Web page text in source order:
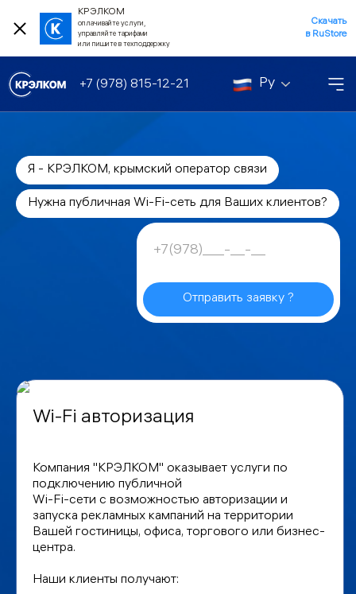
КРЭЛКОМ
оплачивайте услуги,
управляйте тарифами
или пишите в техподдержку
Скачать
в RuStore
+7 (978) 815-12-21 Ру
Я - КРЭЛКОМ, крымский оператор связи
Нужна публичная Wi-Fi-сеть для Ваших клиентов?
Отправить заявку ?
Wi-Fi авторизация
Компания "КРЭЛКОМ" оказывает услуги по
подключению публичной
Wi-Fi-сети с возможностью авторизации и
запуска рекламных кампаний на территории
Вашей гостиницы, офиса, торгового или бизнес-
центра.
Наши клиенты получают: